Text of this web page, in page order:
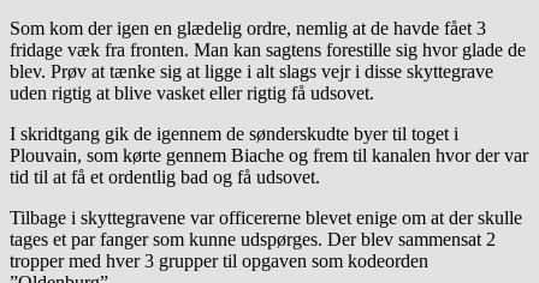
Som kom der igen en glædelig ordre, nemlig at de havde fået 3
fridage væk fra fronten. Man kan sagtens forestille sig hvor glade de
blev. Prøv at tænke sig at ligge i alt slags vejr i disse skyttegrave
uden rigtig at blive vasket eller rigtig få udsovet.
I skridtgang gik de igennem de sønderskudte byer til toget i
Plouvain, som kørte gennem Biache og frem til kanalen hvor der var
tid til at få et ordentlig bad og få udsovet.
Tilbage i skyttegravene var officererne blevet enige om at der skulle
tages et par fanger som kunne udspørges. Der blev sammensat 2
tropper med hver 3 grupper til opgaven som kodeorden